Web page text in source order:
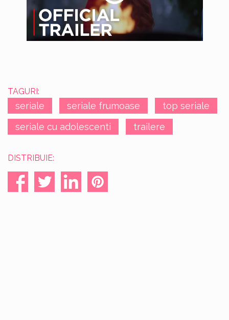
TAGURI:
seriale seriale frumoase
top seriale
seriale cu adolescenti
trailere
DISTRIBUIE: